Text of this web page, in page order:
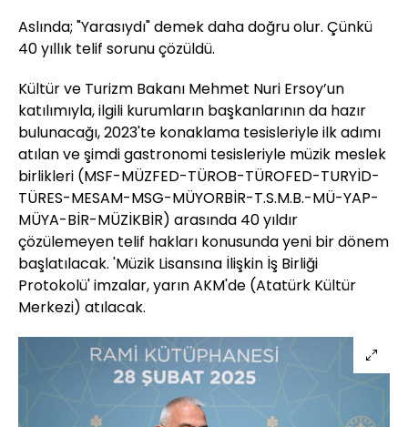
Aslında; "Yarasıydı" demek daha doğru olur. Çünkü
40 yıllık telif sorunu çözüldü.
Kültür ve Turizm Bakanı Mehmet Nuri Ersoy’un
katılımıyla, ilgili kurumların başkanlarının da hazır
bulunacağı, 2023'te konaklama tesisleriyle ilk adımı
atılan ve şimdi gastronomi tesisleriyle müzik meslek
birlikleri (MSF-MÜZFED-TÜROB-TÜROFED-TURYİD-
TÜRES-MESAM-MSG-MÜYORBİR-T.S.M.B.-MÜ-YAP-
MÜYA-BİR-MÜZİKBİR) arasında 40 yıldır
çözülemeyen telif hakları konusunda yeni bir dönem
başlatılacak. 'Müzik Lisansına İlişkin İş Birliği
Protokolü' imzalar, yarın AKM'de (Atatürk Kültür
Merkezi) atılacak.